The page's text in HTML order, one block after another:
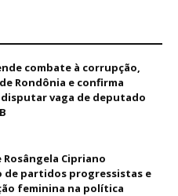
combate à corrupção,
Rondônia e confirma
vaga de deputado
Cipriano
de partidos progressistas e
feminina na política